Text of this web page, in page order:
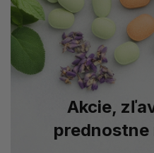
Akcie,
prednostne